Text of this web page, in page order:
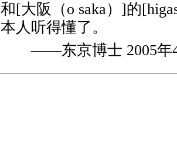
和[大阪（o saka）]的
本人听得懂了。
——东京博士 2005年